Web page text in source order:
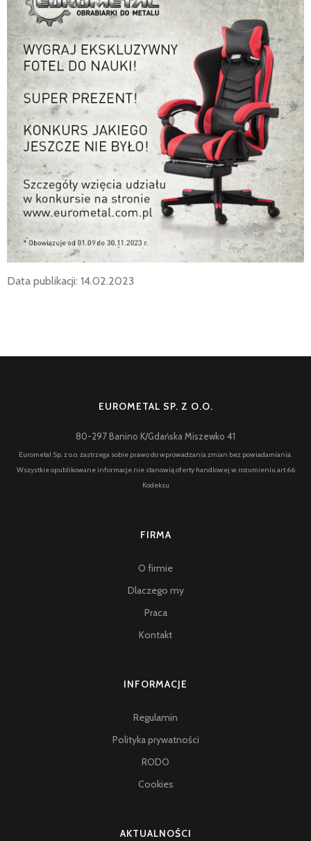
Data publikacji: 14.02.2023
EUROMETAL SP. Z O.O.
80-297 Banino K/Gdańska Miszewko 41
Eurometal Sp. z o.o. zastrzega sobie prawo do wprowadzania zmian bez powiadamiania.
Wszystkie opublikowane informacje nie stanowią oferty handlowej w rozumieniu art.66
Kodeksu
FIRMA
O firmie
Dlaczego my
Praca
Kontakt
INFORMACJE
Regulamin
Polityka prywatności
RODO
Cookies
AKTUALNOŚCI